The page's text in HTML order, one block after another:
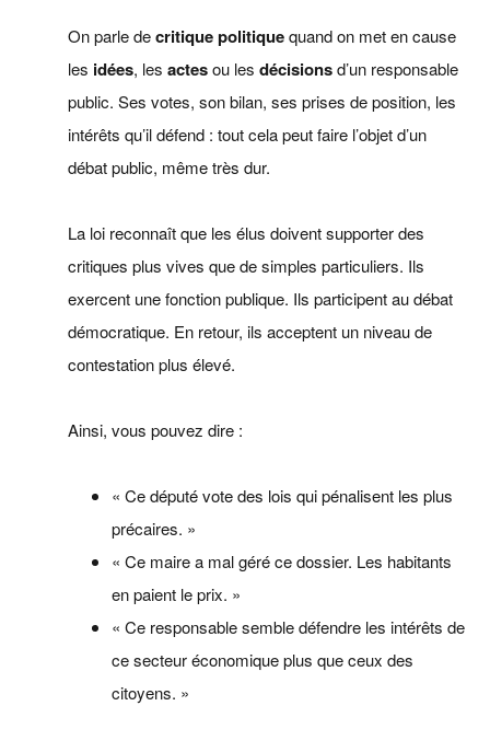
On parle decritique politiquequand on met en cause
les idées, lesactesou lesdécisionsd’un responsable
public. Ses votes, son bilan, ses prises de position, les
intérêts qu’il défend : tout cela peut faire l’objet d’un
débat public, même très dur.
La loi reconnaît que les élus doivent supporter des
critiques plus vives que de simples particuliers. Ils
exercent une fonction publique. Ils participent au débat
démocratique. En retour, ils acceptent un niveau de
contestation plus élevé.
Ainsi, vous pouvez dire :
« Ce député vote des lois qui pénalisent les plus
précaires. »
« Ce maire a mal géré ce dossier. Les habitants
en paient le prix. »
« Ce responsable semble défendre les intérêts de
ce secteur économique plus que ceux des
citoyens. »